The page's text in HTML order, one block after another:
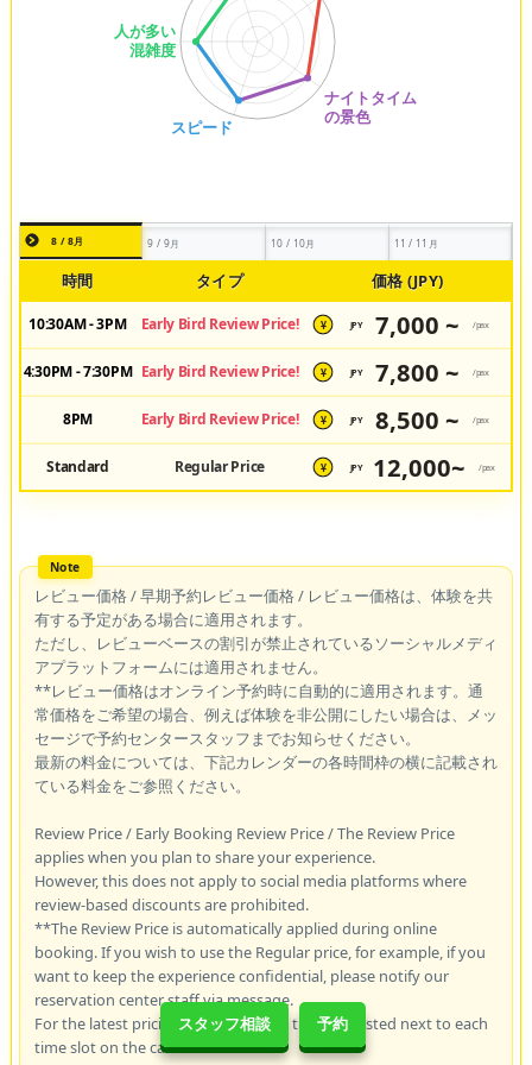
スタッフ相談 予約
8 / 8月 9 / 9月 10 / 10月 11 / 11月
時間 タイプ 価格 (JPY)
10:30AM - 3PM Early Bird Review Price! ¥ JPY 7,000 ~ /pax
4:30PM - 7:30PM Early Bird Review Price! ¥ JPY 7,800 ~ /pax
8PM Early Bird Review Price! ¥ JPY 8,500 ~ /pax
Standard Regular Price ¥ JPY 12,000~ /pax
レビュー価格 / 早期予約レビュー価格 / レビュー価格は、体験を共
有する予定がある場合に適用されます。
ただし、レビューベースの割引が禁止されているソーシャルメディ
アプラットフォームには適用されません。
**レビュー価格はオンライン予約時に自動的に適用されます。通
常価格をご希望の場合、例えば体験を非公開にしたい場合は、メッ
セージで予約センタースタッフまでお知らせください。
最新の料金については、下記カレンダーの各時間枠の横に記載され
ている料金をご参照ください。
Review Price / Early Booking Review Price / The Review Price
applies when you plan to share your experience.
However, this does not apply to social media platforms where
review-based discounts are prohibited.
**The Review Price is automatically applied during online
booking. If you wish to use the Regular price, for example, if you
want to keep the experience confidential, please notify our
reservation center staff via message.
For the latest pricing, please refer to the rates listed next to each
time slot on the calendar below.